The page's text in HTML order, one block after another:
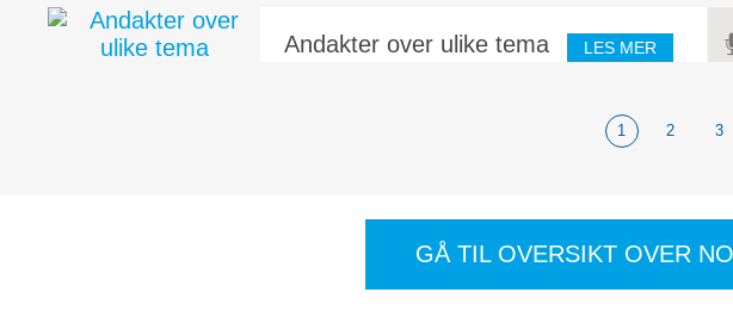
Andakter over ulike tema LES MER
1 2 3
GÅ TIL OVERSIKT OVER